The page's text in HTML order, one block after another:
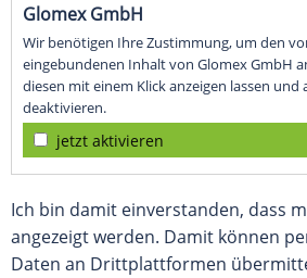
Glomex GmbH
Wir benötigen Ihre Zustimmung, um den
eingebundenen Inhalt von Glomex GmbH
diesen mit einem Klick anzeigen lassen und
deaktivieren.
jetzt aktivieren
Ich bin damit einverstanden, dass
angezeigt werden. Damit können
Daten an Drittplattformen